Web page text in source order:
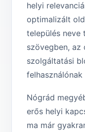
helyi
optimalizált
település neve
szövegben, az
szolgáltatási
Nógrád
erős helyi
ma már